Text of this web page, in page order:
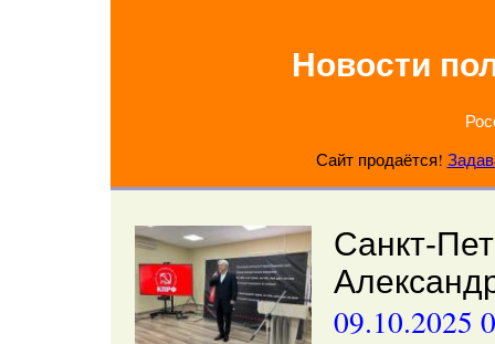
Новости
Сайт продаётся!
Санкт-
09.10.2025